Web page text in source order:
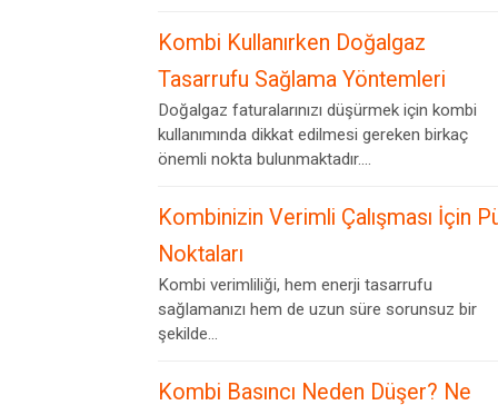
Kombi Kullanırken Doğalgaz
Tasarrufu Sağlama Yöntemleri
Doğalgaz faturalarınızı düşürmek için kombi
kullanımında dikkat edilmesi gereken birkaç
önemli nokta bulunmaktadır....
Kombinizin Verimli Çalışması İçin
Noktaları
Kombi verimliliği, hem enerji tasarrufu
sağlamanızı hem de uzun süre sorunsuz bir
şekilde...
Kombi Basıncı Neden Düşer? Ne